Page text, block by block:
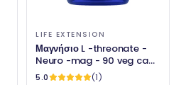
LIFE EXTENSION
Μαγνήσιο L -threonate -
Neuro -mag - 90 veg caps
- Επέκταση ζωής
5.0
(1)